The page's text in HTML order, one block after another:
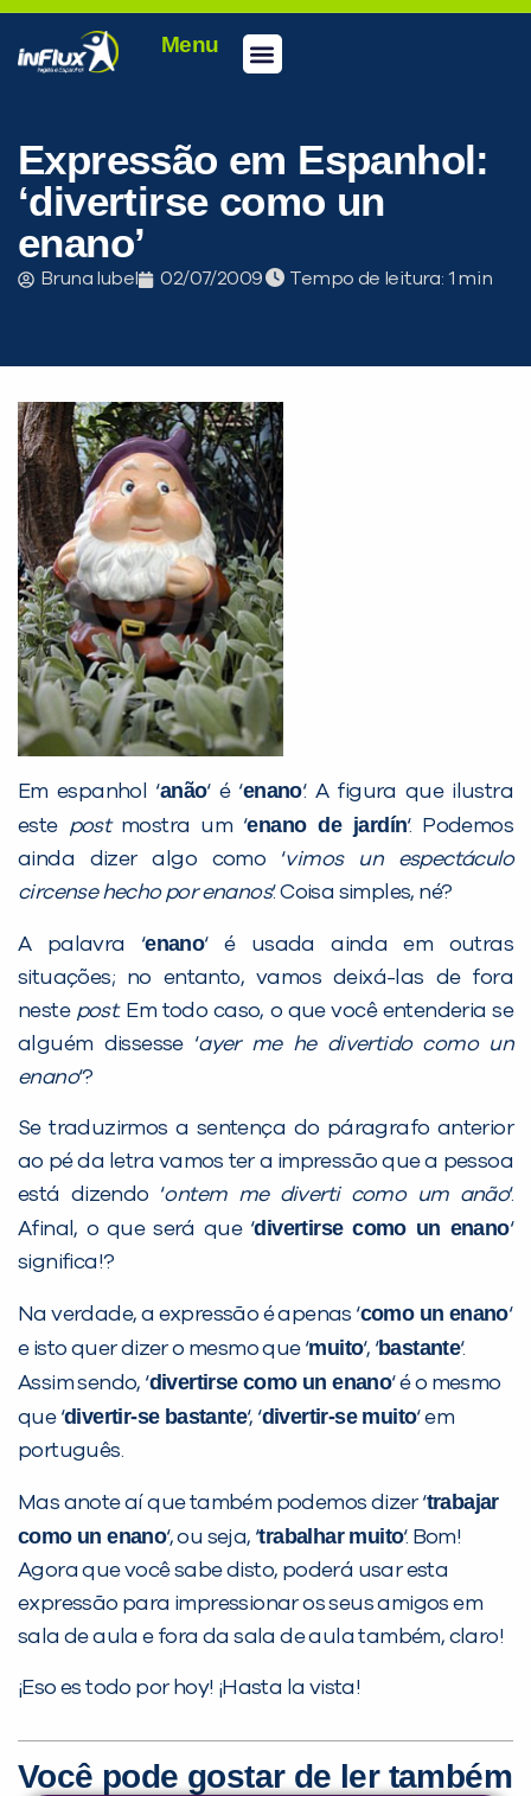
Menu
Expressão em Espanhol:
‘divertirse como un
enano’
Bruna Iubel 02/07/2009 Tempo de leitura:
Em espanhol ‘anão‘ é ‘enano‘. A figura que ilustra
este postmostra um ‘enano de jardín‘. Podemos
ainda dizer algo como ‘vimos un espectáculo
circense hecho por enanos‘. Coisa simples, né?
A palavra ‘enano‘ é usada ainda em outras
situações; no entanto, vamos deixá-las de fora
neste post. Em todo caso, o que você entenderia se
alguém dissesse ‘ayer me he divertido como un
enano‘?
Se traduzirmos a sentença do páragrafo anterior
ao pé da letra vamos ter a impressão que a pessoa
está dizendo ‘ontem me diverti como um anão‘.
Afinal, o que será que ‘divertirse como un enano‘
significa!?
Na verdade, a expressão é apenas ‘como un enano‘
e isto quer dizer o mesmo que ‘muito‘, ‘bastante‘.
Assim sendo, ‘divertirse como un enano‘ é o mesmo
que ‘divertir-se bastante‘, ‘divertir-se muito‘ em
português.
Mas anote aí que também podemos dizer ‘trabajar
como un enano‘, ou seja, ‘trabalhar muito‘. Bom!
Agora que você sabe disto, poderá usar esta
expressão para impressionar os seus amigos em
sala de aula e fora da sala de aula também, claro!
¡Eso es todo por hoy! ¡Hasta la vista!
Você pode gostar de ler também
PEÇA UMA DEMONSTRAÇÃO DE MÉTODO
Desculpe!
Não encontramos nenhuma unidade
inFlux nesta cidade ou bairro que
você digitou.
Preencha com seus dados abaixo e
já vamos te colocar em contato
com a:
Sim Não
VOLTAR